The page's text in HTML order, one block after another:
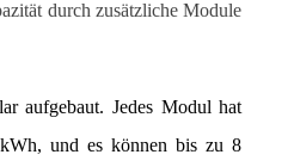
durch zusätzliche Module
aufgebaut. Jedes Modul hat
und es können bis zu 8